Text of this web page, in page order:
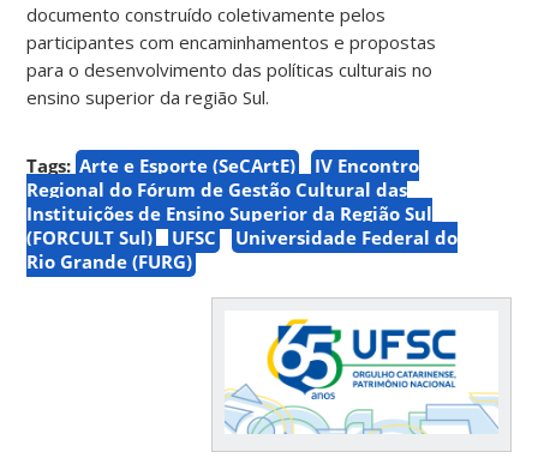
documento construído coletivamente pelos
participantes com encaminhamentos e propostas
para o desenvolvimento das políticas culturais no
ensino superior da região Sul.
Tags: Arte e Esporte (SeCArtE)
IV Encontro
Regional do Fórum de Gestão Cultural das
Instituições de Ensino Superior da Região Sul
(FORCULT Sul)
UFSC
Universidade Federal do
Rio Grande (FURG)